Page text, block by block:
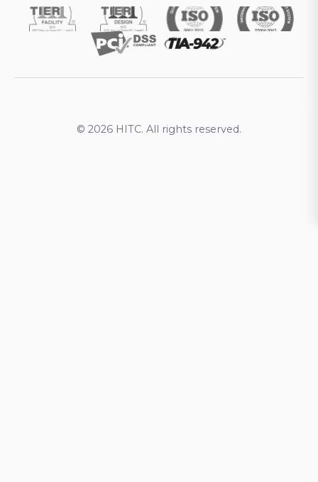
© 2026 HITC. All rights reserved.